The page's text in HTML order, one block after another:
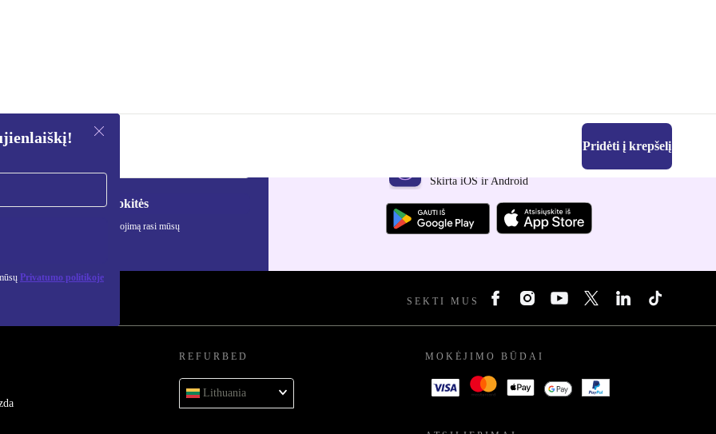
Pridėti į krepšelį
Privatumo politikoje
Registruokitės
apie asmens duomenų naudojimą rasi mūsų
politikoje
Atsisiųsti refurbed programėlę
Skirta iOS ir Android
SEKTI MUS
REFURBED
Lithuania
MOKĖJIMO BŪDAI